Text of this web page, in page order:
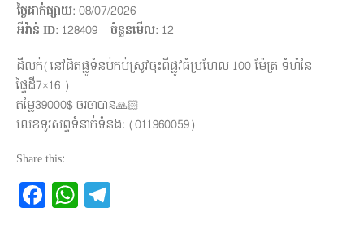
ថ្ងៃដាក់ផ្សាយ: 08/07/2026
អីវ៉ាន់ ID: 128409 ចំនួនមើល: 12
ដីលក់(នៅជិតផ្លូទំនប់កប់ស្រូវចុះពីផ្លូវធំប្រហែល 100 ម៉ែត្រ ទំហំនៃ
ផ្ទៃដី7×16 )
តម្លៃ39000$ ចរចាបាន🙏🏻
លេខទូរសព្ទទំនាក់ទំនង: (011960059)
Share this:
Facebook
WhatsApp